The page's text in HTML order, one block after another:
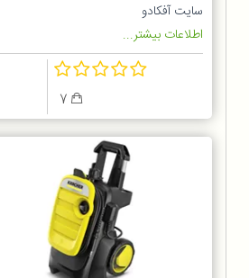
سایت آفکادو
اطلاعات بیشتر...